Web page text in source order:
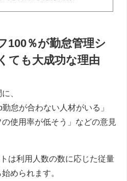
100％が勤怠管理シ
ても大成功な理由
、
怠が合わない人材がいる」
の使用率が低そう」などの意見
は利用人数の数に応じた従量
められます。